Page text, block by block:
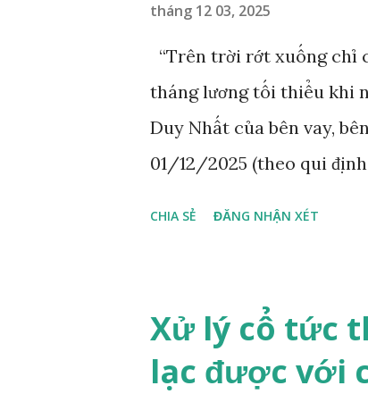
tháng 12 03, 2025
“Trên trời rớt xuống chỉ
tháng lương tối thiểu khi
Duy Nhất của bên vay,
01/12/2025 (theo qui
CHIA SẺ ĐĂNG NHẬN XÉT
Xử lý cổ tức
lạc được với